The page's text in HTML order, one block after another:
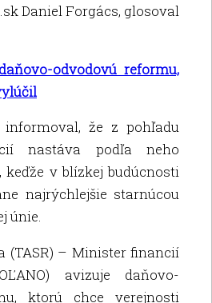
Daniel Forgács, glosoval
odvodovú reformu,
že z pohľadu
nastáva podľa neho
keďže v blízkej budúcnosti
najrýchlejšie starnúcou
únie.
(TASR) – Minister financií
avizuje daňovo-
ktorú chce verejnosti